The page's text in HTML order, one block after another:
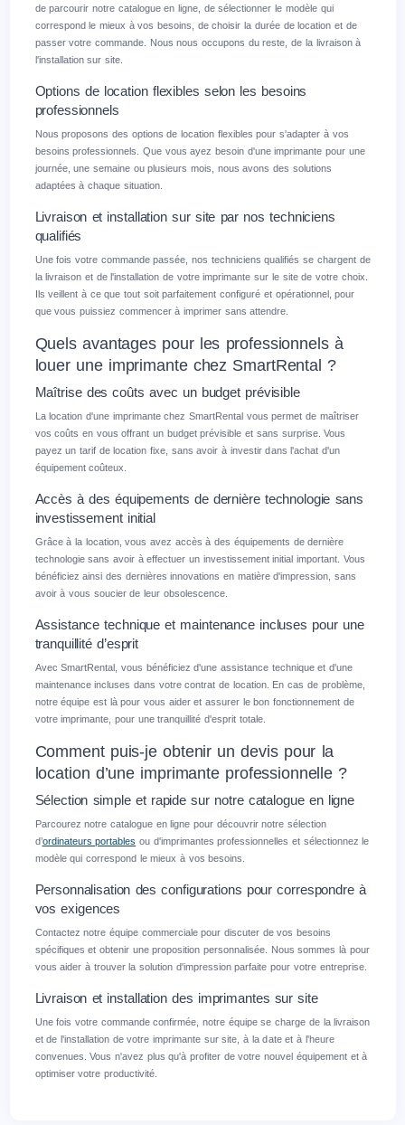
de parcourir notre catalogue en ligne, de sélectionner le modèle qui
correspond le mieux à vos besoins, de choisir la durée de location et de
passer votre commande. Nous nous occupons du reste, de la livraison à
l'installation sur site.
Options de location flexibles selon les besoins
professionnels
Nous proposons des options de location flexibles pour s'adapter à vos
besoins professionnels. Que vous ayez besoin d'une imprimante pour une
journée, une semaine ou plusieurs mois, nous avons des solutions
adaptées à chaque situation.
Livraison et installation sur site par nos techniciens
qualifiés
Une fois votre commande passée, nos techniciens qualifiés se chargent de
la livraison et de l'installation de votre imprimante sur le site de votre choix.
Ils veillent à ce que tout soit parfaitement configuré et opérationnel, pour
que vous puissiez commencer à imprimer sans attendre.
Quels avantages pour les professionnels à
louer une imprimante chez SmartRental ?
Maîtrise des coûts avec un budget prévisible
La location d'une imprimante chez SmartRental vous permet de maîtriser
vos coûts en vous offrant un budget prévisible et sans surprise. Vous
payez un tarif de location fixe, sans avoir à investir dans l'achat d'un
équipement coûteux.
Accès à des équipements de dernière technologie sans
investissement initial
Grâce à la location, vous avez accès à des équipements de dernière
technologie sans avoir à effectuer un investissement initial important. Vous
bénéficiez ainsi des dernières innovations en matière d'impression, sans
avoir à vous soucier de leur obsolescence.
Assistance technique et maintenance incluses pour une
tranquillité d’esprit
Avec SmartRental, vous bénéficiez d'une assistance technique et d'une
maintenance incluses dans votre contrat de location. En cas de problème,
notre équipe est là pour vous aider et assurer le bon fonctionnement de
votre imprimante, pour une tranquillité d'esprit totale.
Comment puis-je obtenir un devis pour la
location d’une imprimante professionnelle ?
Sélection simple et rapide sur notre catalogue en ligne
Parcourez notre catalogue en ligne pour découvrir notre sélection
d’ordinateurs portables ou d'imprimantes professionnelles et sélectionnez le
modèle qui correspond le mieux à vos besoins.
Personnalisation des configurations pour correspondre à
vos exigences
Contactez notre équipe commerciale pour discuter de vos besoins
spécifiques et obtenir une proposition personnalisée. Nous sommes là pour
vous aider à trouver la solution d'impression parfaite pour votre entreprise.
Livraison et installation des imprimantes sur site
Une fois votre commande confirmée, notre équipe se charge de la livraison
et de l'installation de votre imprimante sur site, à la date et à l'heure
convenues. Vous n'avez plus qu'à profiter de votre nouvel équipement et à
optimiser votre productivité.